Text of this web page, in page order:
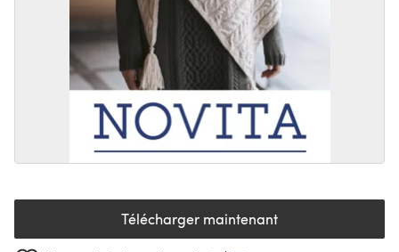
Télécharger maintenant(s'ouvre dans un nouvel